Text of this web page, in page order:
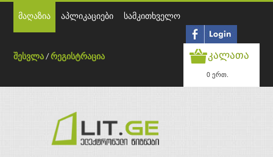
მაღაზია აპლიკაციები სამკითხველო
შესვლა /რეგისტრაცია კალათა
0 ერთ.